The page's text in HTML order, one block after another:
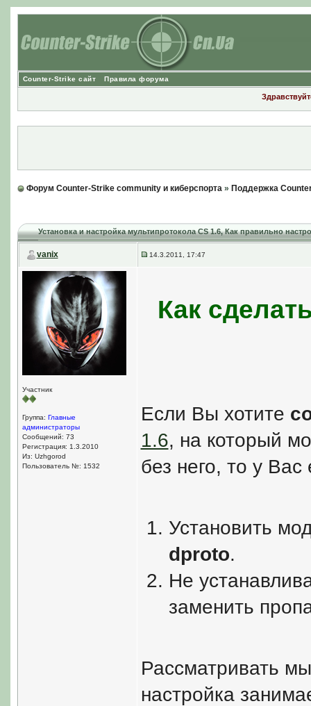
Counter-Strike сайт Правила форума
Форум Counter-Strike community и киберспорта» Поддержка
Установка и настройка мультипротокола CS 1.6, Как правильно
vanix 14.3.2011, 17:47
Участник
Группа: Главные
администраторы
Сообщений: 73
Регистрация: 1.3.2010
Из: Uzhgorod
Пользователь №: 1532
Как
Если Вы хотите
1.6, на который
без него, то у
Установить
dproto.
Не
заменить
Рассматривать
настройка